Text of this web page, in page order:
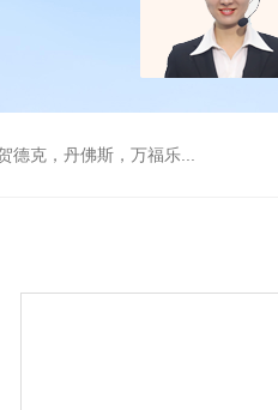
德克，丹佛斯，万福乐...